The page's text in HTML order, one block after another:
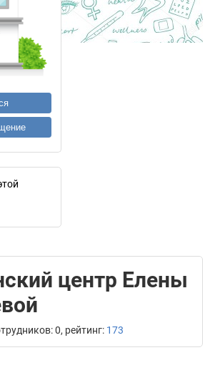
центр Елены
0, рейтинг: 173